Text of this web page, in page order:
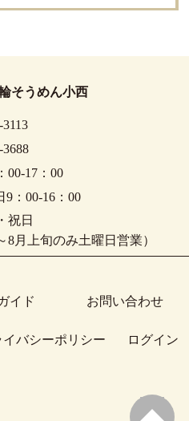
そうめん小西
3688
00-17：00
9：00-16：00
祝日
8月上旬のみ土曜日営業）
イド お問い合わせ
イバシーポリシー ログイン